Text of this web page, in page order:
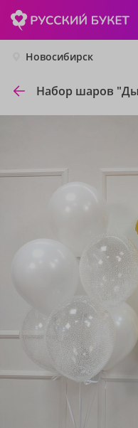
Новосибирск
Набор шаров